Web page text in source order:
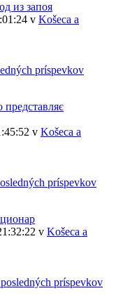
из запоя
v Košeca a
представляє
v Košeca a
v Košeca a